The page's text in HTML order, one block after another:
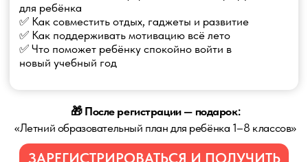
БЕСПЛАТНОЕ УЧАСТИЕ — 0 ₽
✅ Возможность задать вопросы педагогам
УмноШколы